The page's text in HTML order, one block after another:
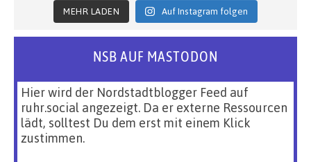
MEHR LADEN Auf Instagram folgen
NSB AUF MASTODON
Hier wird der Nordstadtblogger Feed auf
ruhr.social angezeigt. Da er externe Ressourcen
lädt, solltest Du dem erst mit einem Klick
zustimmen.